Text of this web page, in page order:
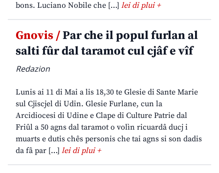
bons. Luciano Nobile che […] lei di plui +
Gnovis /Par che il popul furlan al
salti fûr dal taramot cul cjâf e vîf
Redazion
Lunis ai 11 di Mai a lis 18,30 te Glesie di Sante Marie
sul Cjiscjel di Udin. Glesie Furlane, cun la
Arcidiocesi di Udine e Clape di Culture Patrie dal
Friûl a 50 agns dal taramot o volìn ricuardâ ducj i
muarts e dutis chês personis che tai agns si son dadis
da fâ par […] lei di plui +